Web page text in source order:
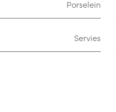
Porselein
Servies